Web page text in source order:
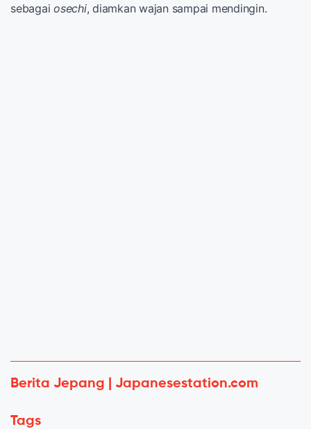
sebagai osechi, diamkan wajan sampai mendingin.
Berita Jepang | Japanesestation.com
Tags